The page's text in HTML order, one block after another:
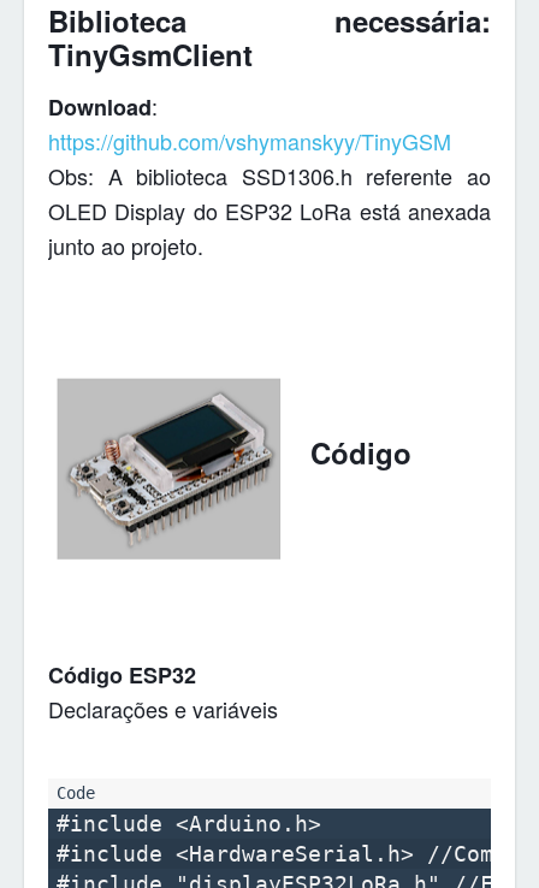
Biblioteca necessária:
TinyGsmClient
Download:
https://github.com/vshymanskyy/TinyGSM
Obs: A biblioteca SSD1306.h referente ao
OLED Display do ESP32 LoRa está anexada
junto ao projeto.
Código
Código ESP32
Declarações e variáveis
#include <Arduino.h>
#include <HardwareSerial.h> //